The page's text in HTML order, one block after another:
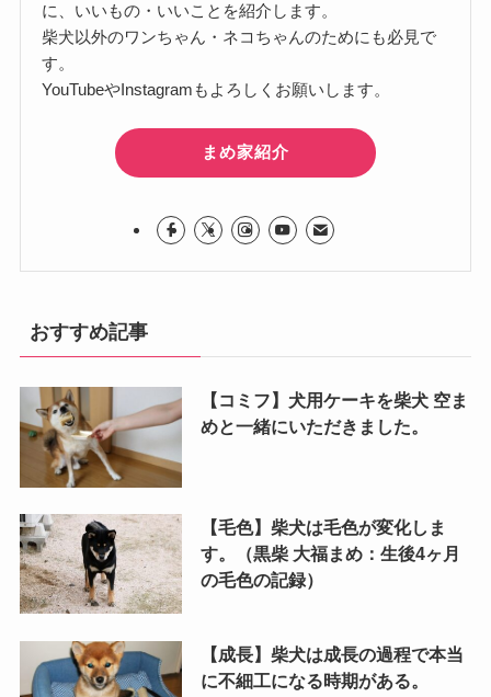
に、いいもの・いいことを紹介します。
柴犬以外のワンちゃん・ネコちゃんのためにも必見で
す。
YouTubeやInstagramもよろしくお願いします。
まめ家紹介
おすすめ記事
【コミフ】犬用ケーキを柴犬 空ま
めと一緒にいただきました。
【毛色】柴犬は毛色が変化しま
す。（黒柴 大福まめ：生後4ヶ月
の毛色の記録）
【成長】柴犬は成長の過程で本当
に不細工になる時期がある。